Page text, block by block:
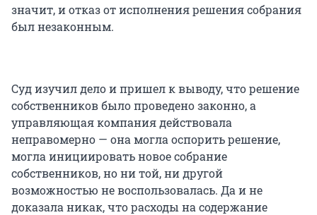
значит, и отказ от исполнения решения собрания
был незаконным.
Суд изучил дело и пришел к выводу, что решение
собственников было проведено законно, а
управляющая компания действовала
неправомерно — она могла оспорить решение,
могла инициировать новое собрание
собственников, но ни той, ни другой
возможностью не воспользовалась. Да и не
доказала никак, что расходы на содержание